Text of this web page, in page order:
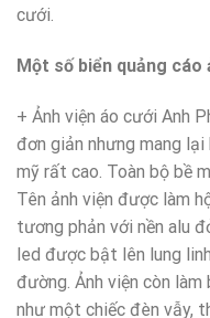
cưới.
Một số biển quảng cáo
+ Ảnh viện áo cưới Anh
đơn giản nhưng mang
mỹ rất cao. Toàn bộ bề
Tên ảnh viện được làm
tương phản với nền alu
led được bật lên lung
đường. Ảnh viện còn
như một chiếc đèn vẫy,